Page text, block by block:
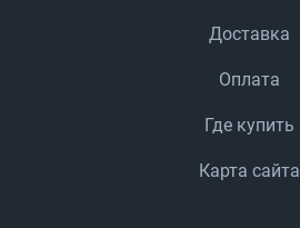
Доставка
Оплата
Где купить
Карта сайта